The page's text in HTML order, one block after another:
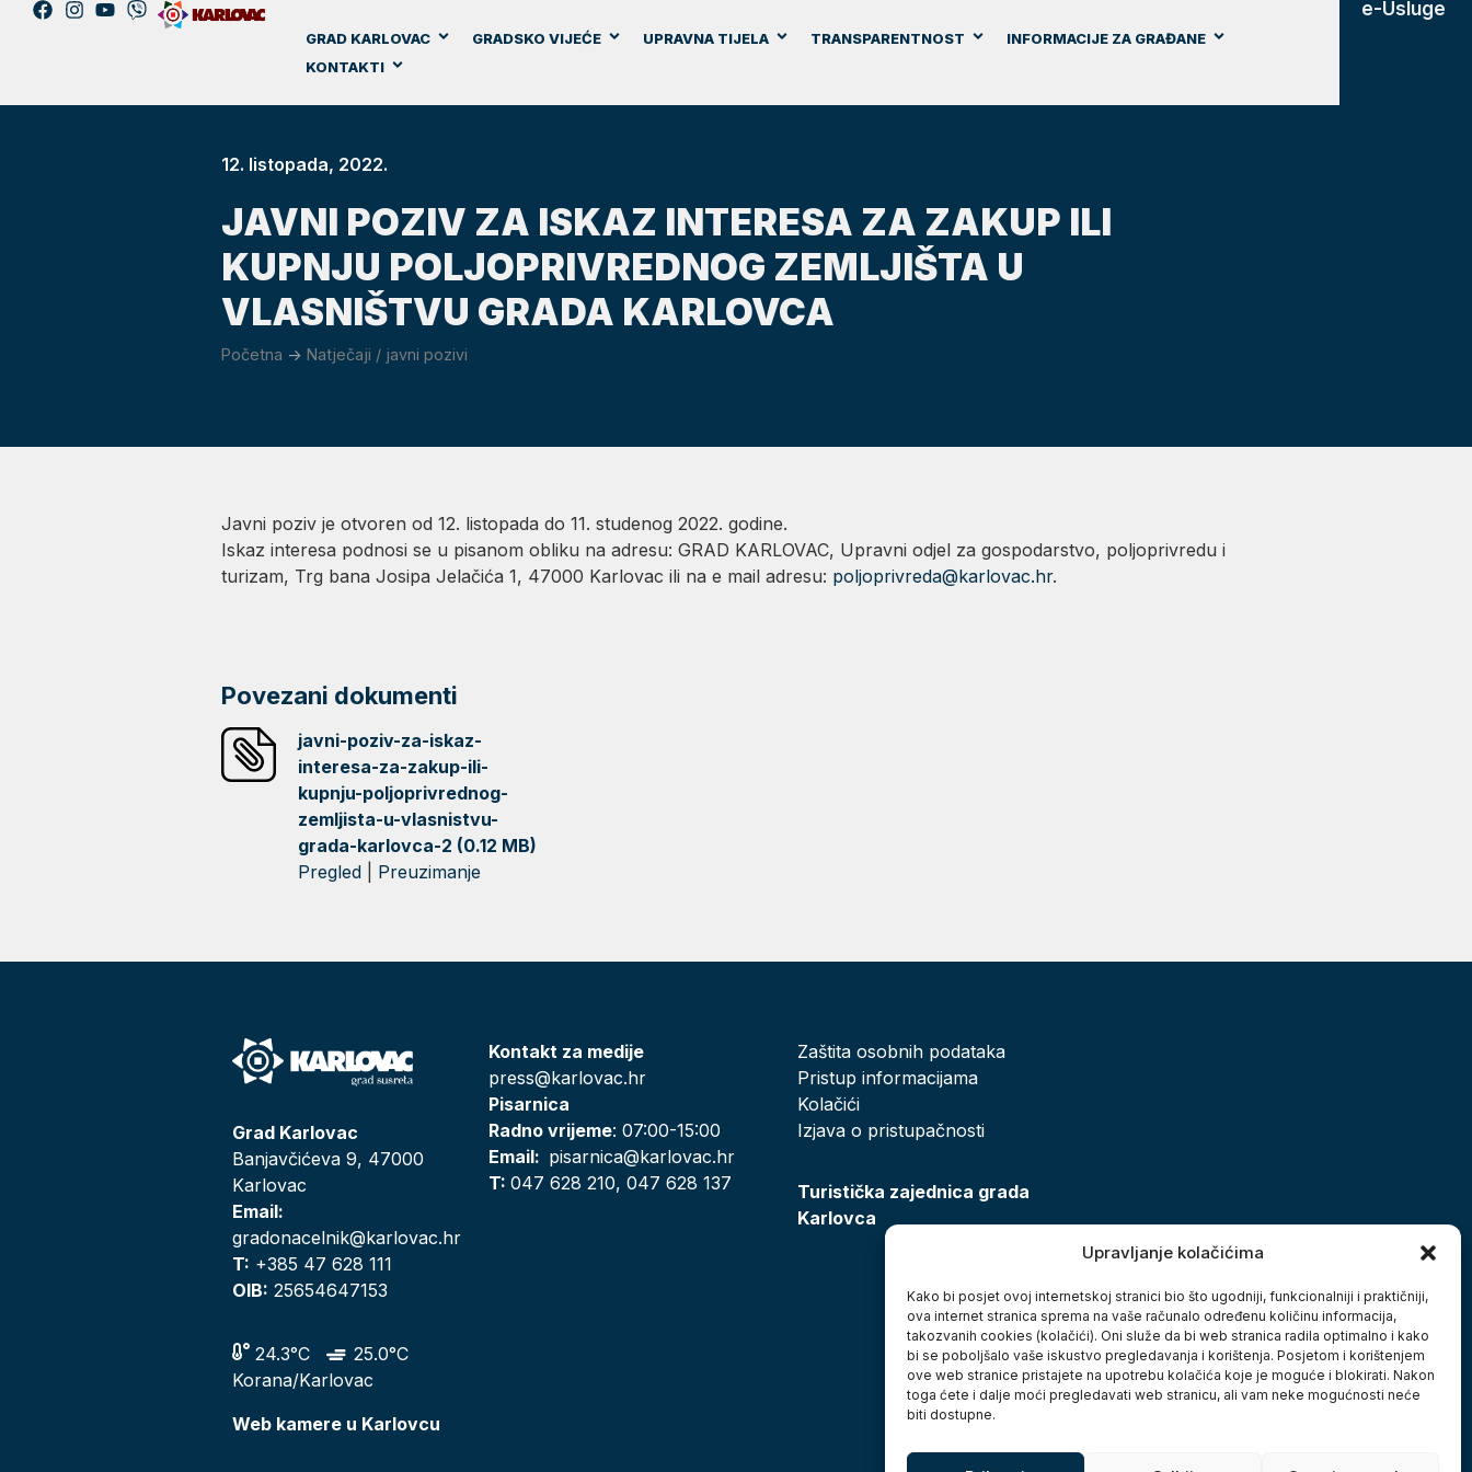
Upravljanje kolačićima
Kako bi posjet ovoj internetskoj stranici bio što ugodniji, funkcionalniji i praktičniji,
ova internet stranica sprema na vaše računalo određenu količinu informacija,
takozvanih cookies (kolačići). Oni služe da bi web stranica radila optimalno i kako
bi se poboljšalo vaše iskustvo pregledavanja i korištenja. Posjetom i korištenjem
ove web stranice pristajete na upotrebu kolačića koje je moguće i blokirati. Nakon
toga ćete i dalje moći pregledavati web stranicu, ali vam neke mogućnosti neće
biti dostupne.
GRAD KARLOVAC GRADSKO VIJEĆE UPRAVNA TIJELA TRANSPARENTNOST
INFORMACIJE ZA GRAĐANE
KONTAKTI
e-Usluge
12. listopada, 2022.
JAVNI POZIV ZA ISKAZ INTERESA ZA ZAKUP ILI
KUPNJU POLJOPRIVREDNOG ZEMLJIŠTA U
VLASNIŠTVU GRADA KARLOVCA
Početna -> Natječaji / javni pozivi
Javni poziv je otvoren od 12. listopada do 11. studenog 2022. godine.
Iskaz interesa podnosi se u pisanom obliku na adresu: GRAD KARLOVAC, Upravni odjel za gospodarstvo, poljoprivredu i
turizam, Trg bana Josipa Jelačića 1, 47000 Karlovac ili na e mail adresu: poljoprivreda@karlovac.hr.
Povezani dokumenti
javni-poziv-za-iskaz-
interesa-za-zakup-ili-
kupnju-poljoprivrednog-
zemljista-u-vlasnistvu-
grada-karlovca-2 (0.12 MB)
Pregled
Preuzimanje
Grad Karlovac
Banjavčićeva 9, 47000
Karlovac
Email:
gradonacelnik@karlovac.hr
T: +385 47 628 111
OIB: 25654647153
24.3°C
25.0°C
Korana/Karlovac
Web kamere u Karlovcu
Kontakt za medije
press@karlovac.hr
Pisarnica
Radno vrijeme: 07:00-15:00
Email: pisarnica@karlovac.hr
T:047 628 210, 047 628 137
Zaštita osobnih podataka
Pristup informacijama
Kolačići
Izjava o pristupačnosti
Turistička zajednica grada
Karlovca